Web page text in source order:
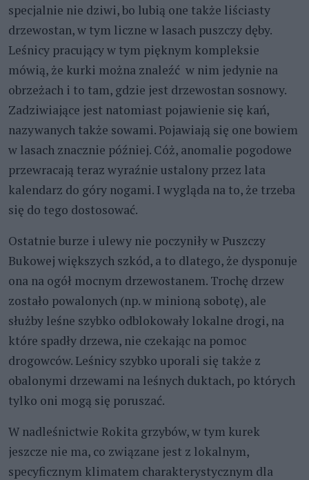
specjalnie nie dziwi, bo lubią one także liściasty
drzewostan, w tym liczne w lasach puszczy dęby.
Leśnicy pracujący w tym pięknym kompleksie
mówią, że kurki można znaleźć w nim jedynie na
obrzeżach i to tam, gdzie jest drzewostan sosnowy.
Zadziwiające jest natomiast pojawienie się kań,
nazywanych także sowami. Pojawiają się one bowiem
w lasach znacznie później. Cóż, anomalie pogodowe
przewracają teraz wyraźnie ustalony przez lata
kalendarz do góry nogami. I wygląda na to, że trzeba
się do tego dostosować.
Ostatnie burze i ulewy nie poczyniły w Puszczy
Bukowej większych szkód, a to dlatego, że dysponuje
ona na ogół mocnym drzewostanem. Trochę drzew
zostało powalonych (np. w minioną sobotę), ale
służby leśne szybko odblokowały lokalne drogi, na
które spadły drzewa, nie czekając na pomoc
drogowców. Leśnicy szybko uporali się także z
obalonymi drzewami na leśnych duktach, po których
tylko oni mogą się poruszać.
W nadleśnictwie Rokita grzybów, w tym kurek
jeszcze nie ma, co związane jest z lokalnym,
specyficznym klimatem charakterystycznym dla